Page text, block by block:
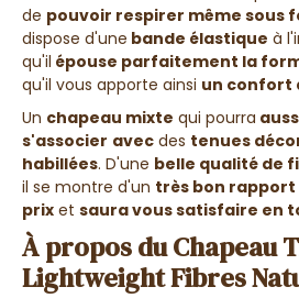
de pouvoir respirer même sous
dispose d'une bande élastique à
qu'il épouse parfaitement la
qu'il vous apporte ainsi un confort
Un chapeau mixte qui pourra
s'associer avec des tenues
habillées. D'une belle qualité de
il se montre d'un très bon
prix et saura vous satisfaire en
À propos du Chapeau
Lightweight Fibres